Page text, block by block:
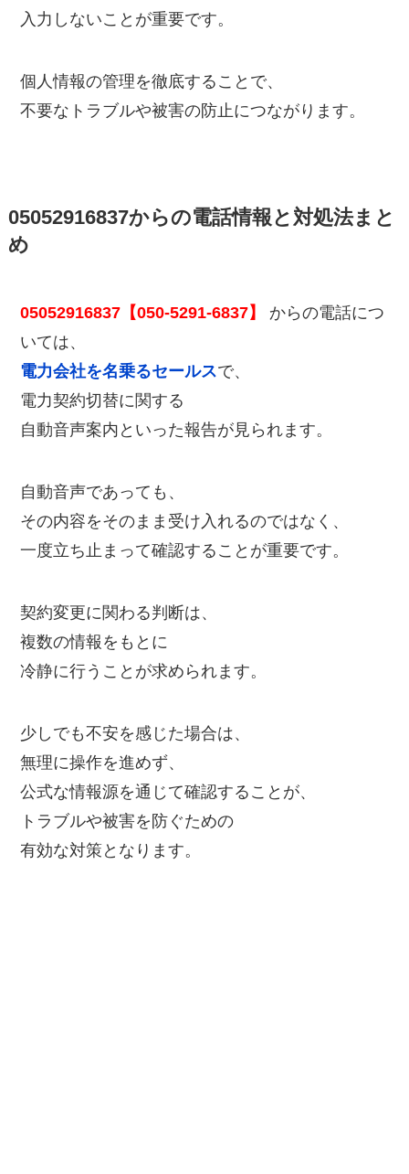
入力しないことが重要です。
個人情報の管理を徹底することで、
不要なトラブルや被害の防止につながります。
05052916837からの電話情報と対処法まと
め
05052916837【050-5291-6837】
からの電話につ
いては、
電力会社を名乗るセールスで、
電力契約切替に関する
自動音声案内といった報告が見られます。
自動音声であっても、
その内容をそのまま受け入れるのではなく、
一度立ち止まって確認することが重要です。
契約変更に関わる判断は、
複数の情報をもとに
冷静に行うことが求められます。
少しでも不安を感じた場合は、
無理に操作を進めず、
公式な情報源を通じて確認することが、
トラブルや被害を防ぐための
有効な対策となります。